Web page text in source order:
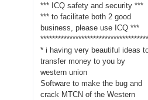
*** ICQ safety and security ***
*** to facilitate both 2 good
business, please use ICQ ***
* i having very beautiful ideas
transfer money to you by
western union
Software to make the bug and
crack MTCN of the Western